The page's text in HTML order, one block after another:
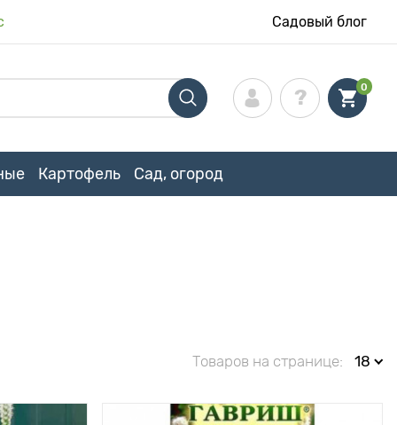
Садовый блог
0
Картофель Сад, огород
Товаров на странице: 18